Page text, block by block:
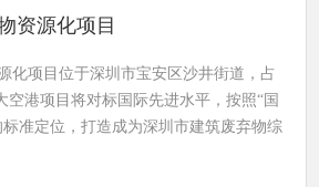
受纳循
营模
和部分城市陆续出台新修政
弃物归入建筑废弃物范畴，
鼓励依托已有建筑废弃物资
源化利用工作经验开展装修
式大多是直接外运排放，使其自然沉淀
境污染和安全隐患；另有少量泥浆采用
或化学絮凝固化处理，处理成本倍增，
极低。 为妥善解决工程泥浆处置难题，
资源化项目
化项目位于深圳市宝安区沙井街道，占
空港项目将对标国际先进水平，按照“国
准定位，打造成为深圳市建筑废弃物综